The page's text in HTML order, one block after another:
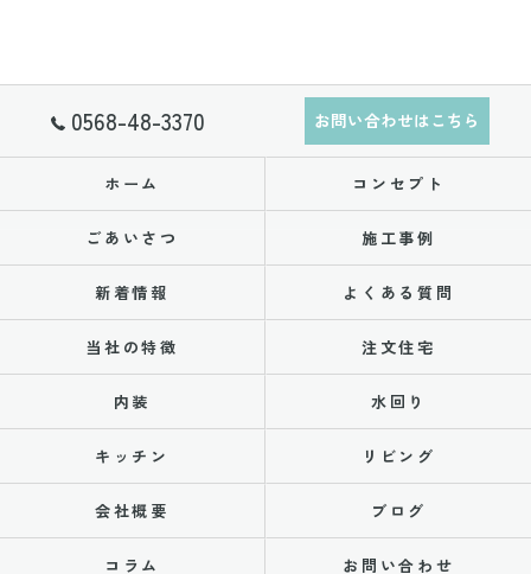
0568-48-3370 お問い合わせはこちら
ホーム コンセプト
ごあいさつ 施工事例
新着情報 よくある質問
当社の特徴 注文住宅
内装 水回り
キッチン リビング
会社概要 ブログ
コラム お問い合わせ